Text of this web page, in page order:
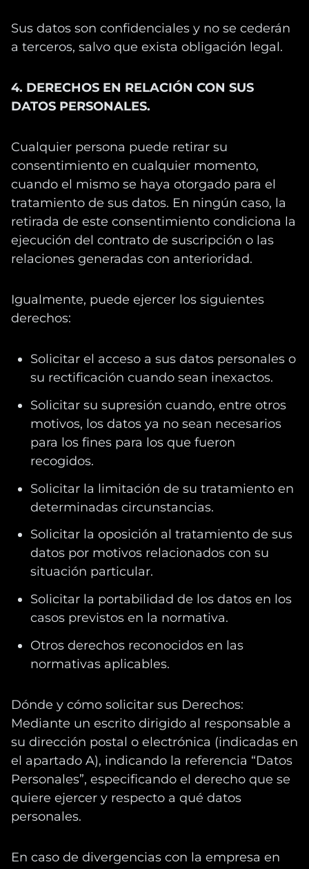
Sus datos son confidenciales y no se cederán
a terceros, salvo que exista obligación legal.
4. DERECHOS EN RELACIÓN CON SUS
DATOS PERSONALES.
Cualquier persona puede retirar su
consentimiento en cualquier momento,
cuando el mismo se haya otorgado para el
tratamiento de sus datos. En ningún caso, la
retirada de este consentimiento condiciona la
ejecución del contrato de suscripción o las
relaciones generadas con anterioridad.
Igualmente, puede ejercer los siguientes
derechos:
Solicitar el acceso a sus datos personales o
su rectificación cuando sean inexactos.
Solicitar su supresión cuando, entre otros
motivos, los datos ya no sean necesarios
para los fines para los que fueron
recogidos.
Solicitar la limitación de su tratamiento en
determinadas circunstancias.
Solicitar la oposición al tratamiento de sus
datos por motivos relacionados con su
situación particular.
Solicitar la portabilidad de los datos en los
casos previstos en la normativa.
Otros derechos reconocidos en las
normativas aplicables.
Dónde y cómo solicitar sus Derechos:
Mediante un escrito dirigido al responsable a
su dirección postal o electrónica (indicadas en
el apartado A), indicando la referencia “Datos
Personales”, especificando el derecho que se
quiere ejercer y respecto a qué datos
personales.
En caso de divergencias con la empresa en